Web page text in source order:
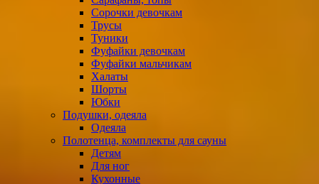
Сорочки девочкам
Трусы
Туники
Фуфайки девочкам
Фуфайки мальчикам
Халаты
Шорты
Юбки
Подушки, одеяла
Одеяла
Полотенца, комплекты для сауны
Детям
Для ног
Кухонные